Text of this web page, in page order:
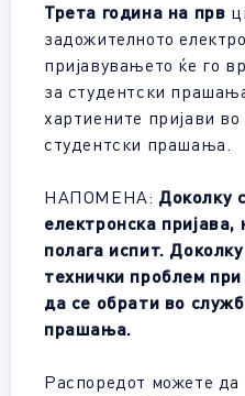
Трета година на прв
задожителното
пријавувањето ќе го
за студентски
хартиeните пријави во
студентски прашања.
НАПОМЕНА: Доколку
електронска
полага испит.
технички проблем
да се обрати во
прашања.
Распоредот можете да